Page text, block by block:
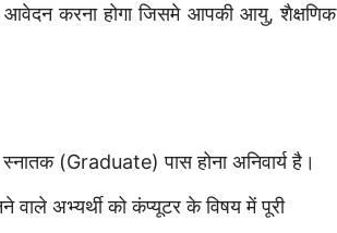
आवेदन करना होगा जिसमे आपकी आयु, शैक्षणिक
(Graduate) पास होना अनिवार्य है।
अभ्यर्थी को कंप्यूटर के विषय में पूरी